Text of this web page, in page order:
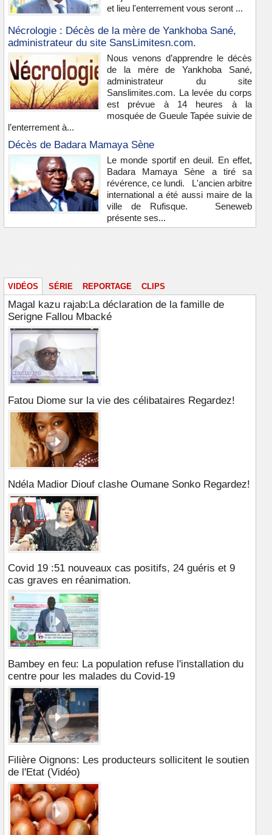
et lieu l'enterrement vous seront ...
Nécrologie : Décès de la mère de Yankhoba Sané,
administrateur du site SansLimitesn.com.
Nous venons d’apprendre le décès
de la mère de Yankhoba Sané,
administrateur du site
Sanslimites.com. La levée du corps
est prévue à 14 heures à la
mosquée de Gueule Tapée suivie de
l’enterrement à...
Décès de Badara Mamaya Sène
Le monde sportif en deuil. En effet,
Badara Mamaya Sène a tiré sa
révérence, ce lundi. L'ancien arbitre
international a été aussi maire de la
ville de Rufisque. Seneweb
présente ses...
VIDÉOS SÉRIE REPORTAGE CLIPS
Magal kazu rajab:La déclaration de la famille de
Serigne Fallou Mbacké
Fatou Diome sur la vie des célibataires Regardez!
Ndéla Madior Diouf clashe Oumane Sonko Regardez!
Covid 19 :51 nouveaux cas positifs, 24 guéris et 9
cas graves en réanimation.
Bambey en feu: La population refuse l'installation du
centre pour les malades du Covid-19
Filière Oignons: Les producteurs sollicitent le soutien
de l'Etat (Vidéo)